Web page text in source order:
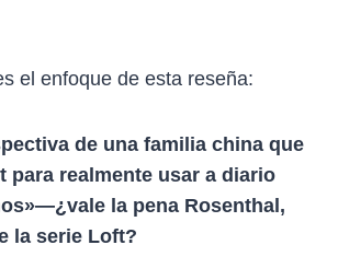
el enfoque de esta reseña:
de una familia china que
para realmente usar a diario
la pena Rosenthal,
la serie Loft?